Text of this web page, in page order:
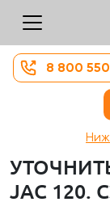
8 800
JAC 120.